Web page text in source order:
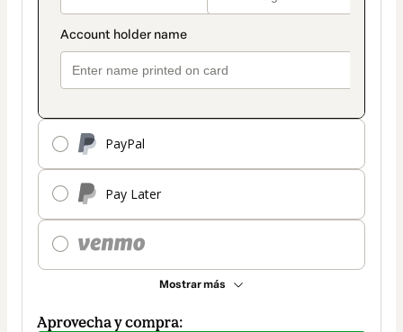
PayPal
Pay Later
Mostrar más
Aprovecha y compra: